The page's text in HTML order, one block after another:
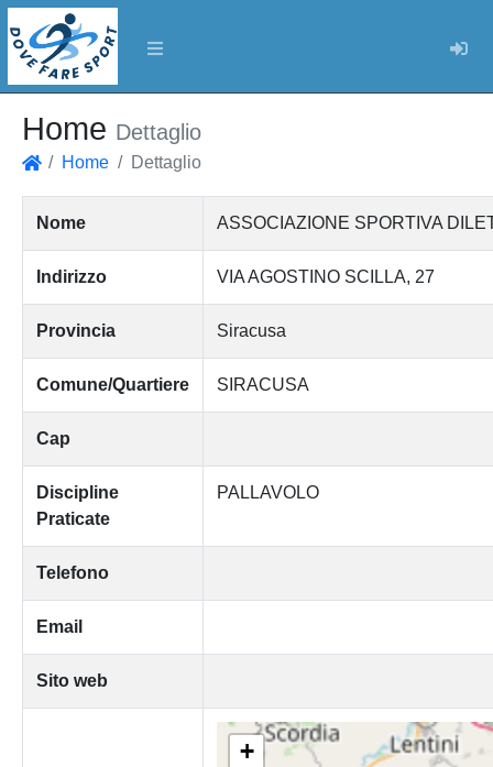
Home Dettaglio
Home Dettaglio
Nome ASSOCIAZIONE SPORTIVA
Indirizzo VIA AGOSTINO SCILLA, 27
Provincia Siracusa
Comune/Quartiere SIRACUSA
Cap
Discipline
Praticate
PALLAVOLO
Telefono
Email
Sito web
+